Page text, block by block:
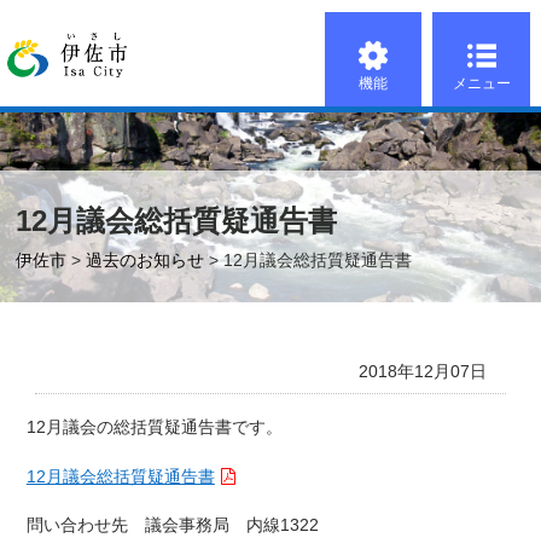
機能 メニュー
12月議会総括質疑通告書
伊佐市 >過去のお知らせ > 12月議会総括質疑通告書
2018年12月07日
12月議会の総括質疑通告書です。
12月議会総括質疑通告書
問い合わせ先 議会事務局 内線1322